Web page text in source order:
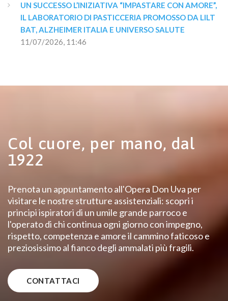
UN SUCCESSO L’INIZIATIVA “IMPASTARE CON AMORE”,
IL LABORATORIO DI PASTICCERIA PROMOSSO DA LILT
BAT, ALZHEIMER ITALIA E UNIVERSO SALUTE
11/07/2026, 11:46
Col cuore, per mano, dal
1922
Prenota un appuntamento all'Opera Don Uva per
visitare le nostre strutture assistenziali: scopri i
principi ispiratori di un umile grande parroco e
l'operato di chi continua ogni giorno con impegno,
rispetto, competenza e amore il cammino faticoso e
preziosissimo al fianco degli ammalati più fragili.
CONTATTACI